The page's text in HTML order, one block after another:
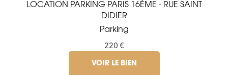
LOCATION PARKING PARIS 16ÈME - RUE SAINT
DIDIER
Parking
220 €
VOIR LE BIEN